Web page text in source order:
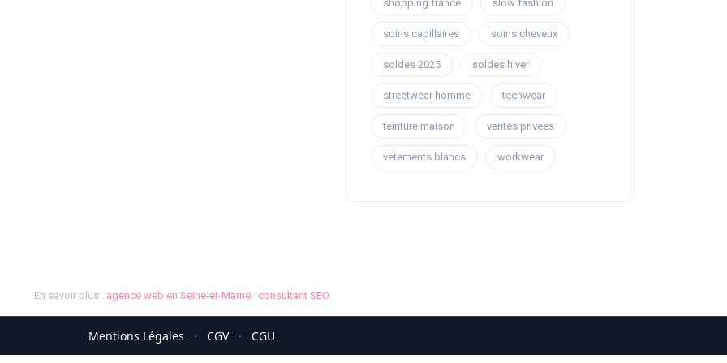
shopping france slow fashion
soins capillaires soins cheveux
soldes 2025 soldes hiver
streetwear homme techwear
teinture maison ventes privees
vetements blancs workwear
En savoir plus : agence web en Seine-et-Marne · consultant SEO
Mentions Légales · CGV · CGU